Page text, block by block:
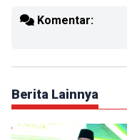
Komentar:
Berita Lainnya